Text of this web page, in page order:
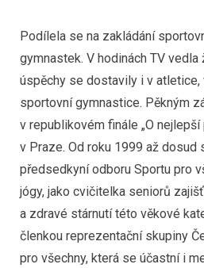
Podílela se na zakládání
gymnastek. V hodinách TV
úspěchy se dostavily i v atletice,
sportovní gymnastice. Pěkným
v republikovém finále „O
v Praze. Od roku 1999 až dosud
předsedkyní odboru Sportu pro
jógy, jako cvičitelka seniorů
a zdravé stárnutí této věkové
členkou reprezentační skupiny
pro všechny, která se účastní i